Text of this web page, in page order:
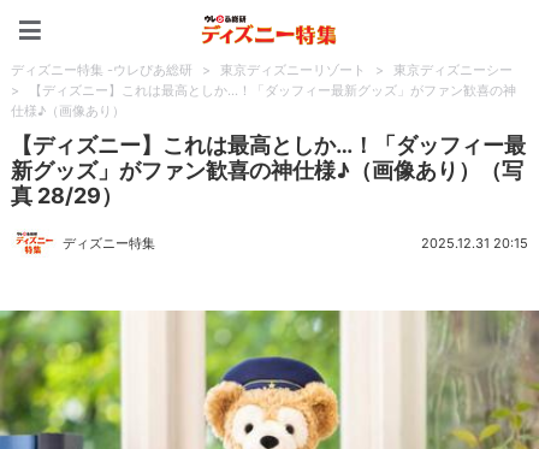
ディズニー特集 -ウレぴあ総研 > 東京ディズニーリゾート >
東京ディズニーシー
>
【ディズニー】これは最高としか…！「ダッフィー最新グッズ」がファン歓喜の神
仕様♪（画像あり）
【ディズニー】これは最高としか…！「ダッフィー最
新グッズ」がファン歓喜の神仕様♪（画像あり）（写
真 28/29）
ディズニー特集 2025.12.31 20:15